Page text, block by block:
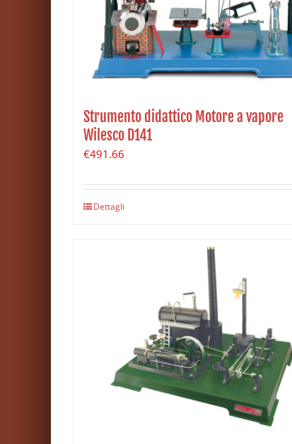
Strumento didattico Motore a vapore
Wilesco D141
€491.66
Dettagli